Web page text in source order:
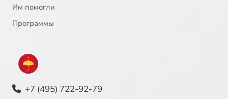
Им помогли
Программы
+7 (495) 722-92-79